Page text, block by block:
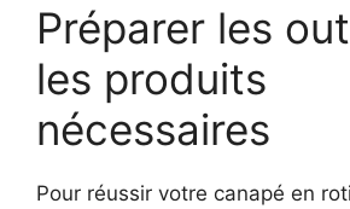
Préparer les
les produits
nécessaires
Pour réussir votre canapé en